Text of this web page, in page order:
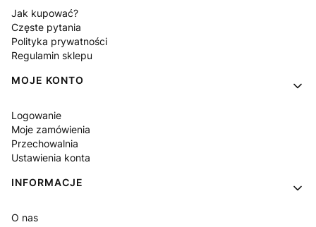
Jak kupować?
Częste pytania
Polityka prywatności
Regulamin sklepu
MOJE KONTO
Logowanie
Moje zamówienia
Przechowalnia
Ustawienia konta
INFORMACJE
O nas